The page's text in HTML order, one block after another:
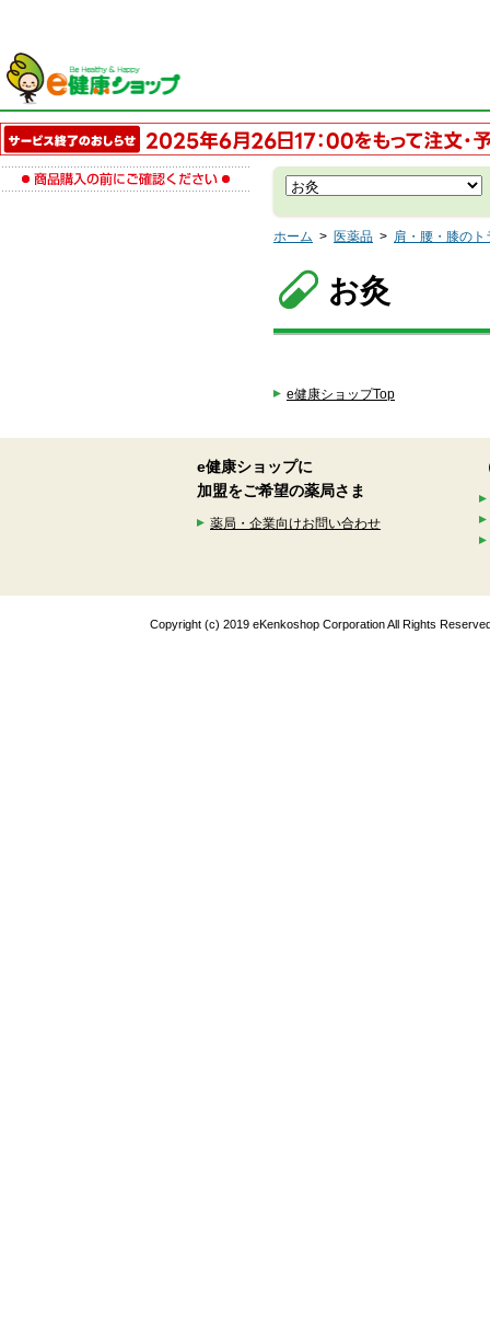
ホーム > 医薬品 > 肩・腰・膝のト
お灸
e健康ショップTop
e健康ショップに
加盟をご希望の薬局さま
薬局・企業向けお問い合わせ
Copyright (c) 2019 eKenkoshop Corporation All Rights